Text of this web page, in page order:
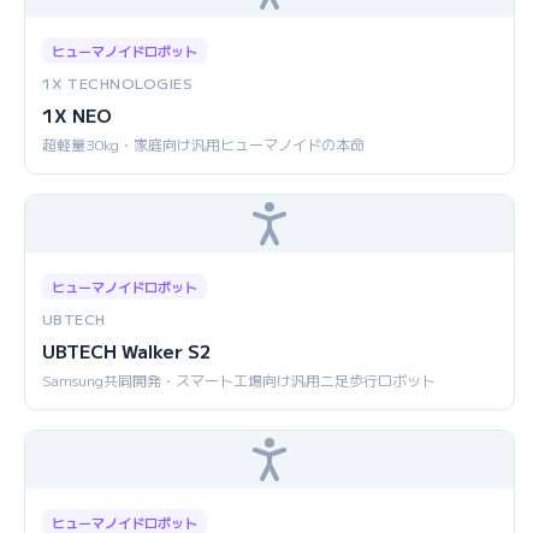
ヒューマノイドロボット
1X TECHNOLOGIES
1X NEO
超軽量30kg・家庭向け汎用ヒューマノイドの本命
ヒューマノイドロボット
UBTECH
UBTECH Walker S2
Samsung共同開発・スマート工場向け汎用二足歩行ロボット
ヒューマノイドロボット